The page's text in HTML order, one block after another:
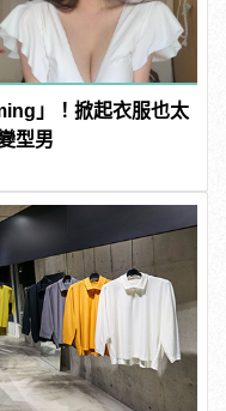
」！掀起衣服也太
型男